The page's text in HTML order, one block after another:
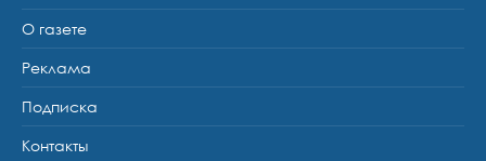
О газете
Реклама
Подписка
Контакты